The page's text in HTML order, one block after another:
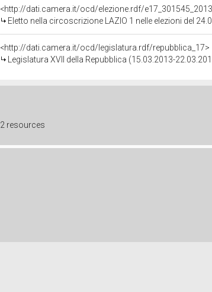
<http://dati.camera.it/ocd/elezione.rdf/
Eletto nella circoscrizione LAZIO 1 nelle elezioni del
<http://dati.camera.it/ocd/legislatura.rdf/repubblica_17>
Legislatura XVII della Repubblica (15.03.2013-
2 resources